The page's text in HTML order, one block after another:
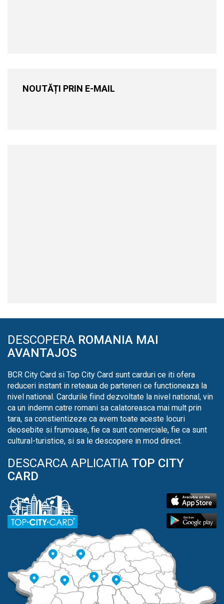
NOUTĂȚI PRIN E-MAIL
DESCOPERA ROMANIA MAI
AVANTAJOS
BCR City Card si Top City Card sunt carduri ce iti ofera
reduceri instant in reteaua de parteneri ce functioneaza la
nivel national. Cardurile fiind dezvoltate la nivel national, vin
ca un indemn catre romani sa calatoreasca mai mult prin
tara, sa constientizeze ca avem toate aceste locuri
deosebite si frumoase, fie ca sunt comerciale, fie ca sunt
cultural-turistice, si sa le descopere in mod direct.
DESCARCA APLICATIA TOP CITY
CARD